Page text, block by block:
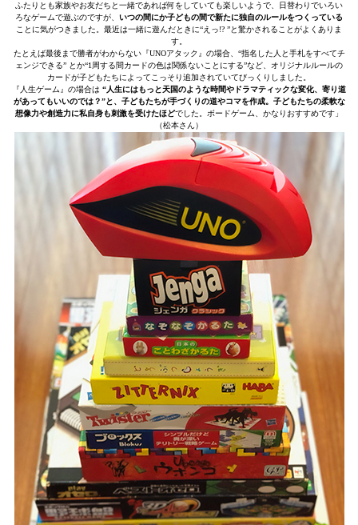
ふたりとも家族やお友だちと一緒であれば何をしていても楽しいようで、日替わりでいろい
ろなゲームで遊ぶのですが、 いつの間にか子どもの間で新たに独自のルールをつくっている
ことに気がつきました。最近は一緒に遊んだときに“えっ!? ”と驚かされることがよくありま
す。
たとえば最後まで勝者がわからない『UNOアタック』の場合、“指名した人と手札をすべてチ
ェンジできる” とか“1周する間カードの色は関係ないことにする”など、オリジナルルールの
カードが子どもたちによってこっそり追加されていてびっくりしました。
『人生ゲーム』の場合は “人生にはもっと天国のような時間やドラマティックな変化、寄り道
があってもいいのでは？”と、子どもたちが手づくりの道やコマを作成。子どもたちの柔軟な
想像力や創造力に私自身も刺激を受けたほどでした。ボードゲーム、かなりおすすめです」
（松本さん）